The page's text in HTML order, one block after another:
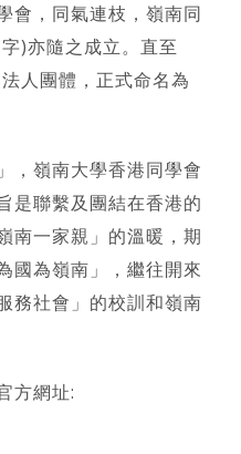
會，同氣連枝，嶺南同
)亦隨之成立。直至
人團體，正式命名為
，嶺南大學香港同學會
是聯繫及團結在香港的
南一家親」的溫暖，期
國為嶺南」，繼往開來
務社會」的校訓和嶺南
方網址: